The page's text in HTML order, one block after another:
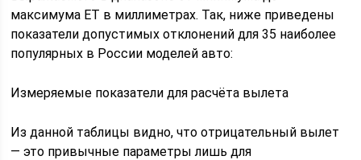
максимума ЕТ в миллиметрах. Так, ниже приведены
показатели допустимых отклонений для 35 наиболее
популярных в России моделей авто:
Измеряемые показатели для расчёта вылета
Из данной таблицы видно, что отрицательный вылет
— это привычные параметры лишь для